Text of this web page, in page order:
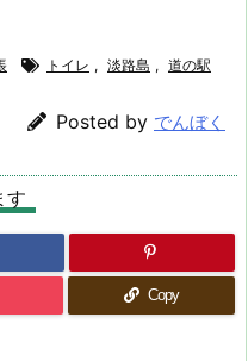
トイレ , 淡路島 , 道の駅
Posted by でんぼく
す
Copy